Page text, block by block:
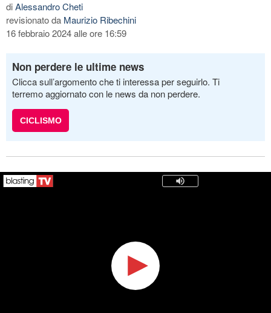
diAlessandro Cheti
revisionato da Maurizio Ribechini
16 febbraio 2024 alle ore 16:59
Non perdere le ultime news
Clicca sull’argomento che ti interessa per seguirlo. Ti
terremo aggiornato con le news da non perdere.
CICLISMO